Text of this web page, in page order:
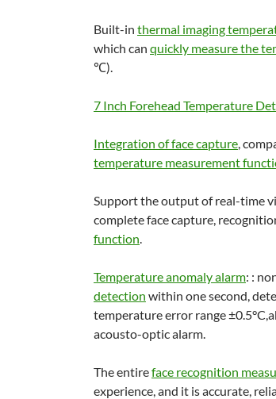
Built-in thermal imaging
which can quickly measure the
℃).
7 Inch Forehead Temperature
Integration of face capture,
temperature measurement
Support the output of real-time
complete face capture,
function.
Temperature anomaly alarm: :
detection within one second,
temperature error range
acousto-optic alarm.
The entireface recognition
experience, and it is accurate,